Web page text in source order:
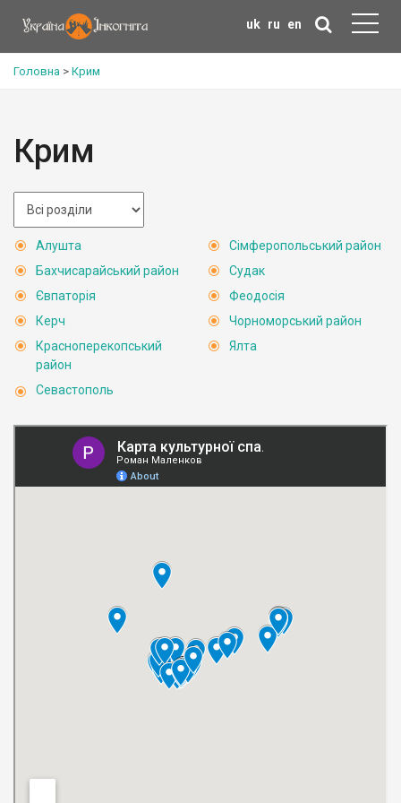
uk ru en
Головна > Крим
Крим
Алушта
Бахчисарайський район
Євпаторія
Керч
Красноперекопський
район
Севастополь
Сімферопольський район
Судак
Феодосія
Чорноморський район
Ялта